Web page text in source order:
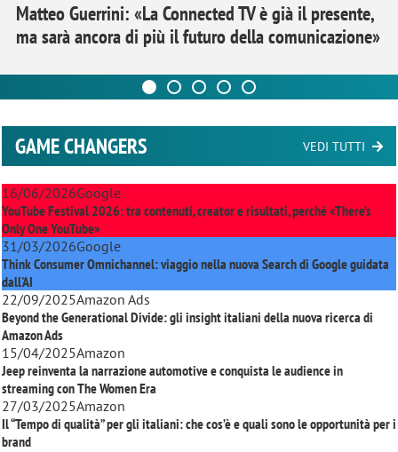
Matteo Guerrini: «La Connected TV è già il presente,
ma sarà ancora di più il futuro della comunicazione»
GAME CHANGERS VEDI TUTTI
16/06/2026Google
YouTube Festival 2026: tra contenuti, creator e risultati, perché «There’s
Only One YouTube»
31/03/2026Google
Think Consumer Omnichannel: viaggio nella nuova Search di Google guidata
dall'AI
22/09/2025Amazon Ads
Beyond the Generational Divide: gli insight italiani della nuova ricerca di
Amazon Ads
15/04/2025Amazon
Jeep reinventa la narrazione automotive e conquista le audience in
streaming conThe Women Era
27/03/2025Amazon
Il “Tempo di qualità” per gli italiani: che cos’è e quali sono le opportunità per i
brand